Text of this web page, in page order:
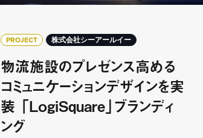
PROJECT 株式会社シーアールイー
物流施設のプレゼンス高める
コミュニケーションデザインを実
装 「LogiSquare」ブランディ
ング